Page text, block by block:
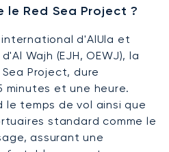
le Red Sea Project ?
d'AlUla et
Wajh (EJH, OEWJ), la
Project, dure
minutes et une heure.
temps de vol ainsi que
standard comme le
assurant une